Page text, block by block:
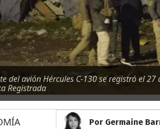
del avión Hércules C-130 se registró el
Registrada
Por Germaine